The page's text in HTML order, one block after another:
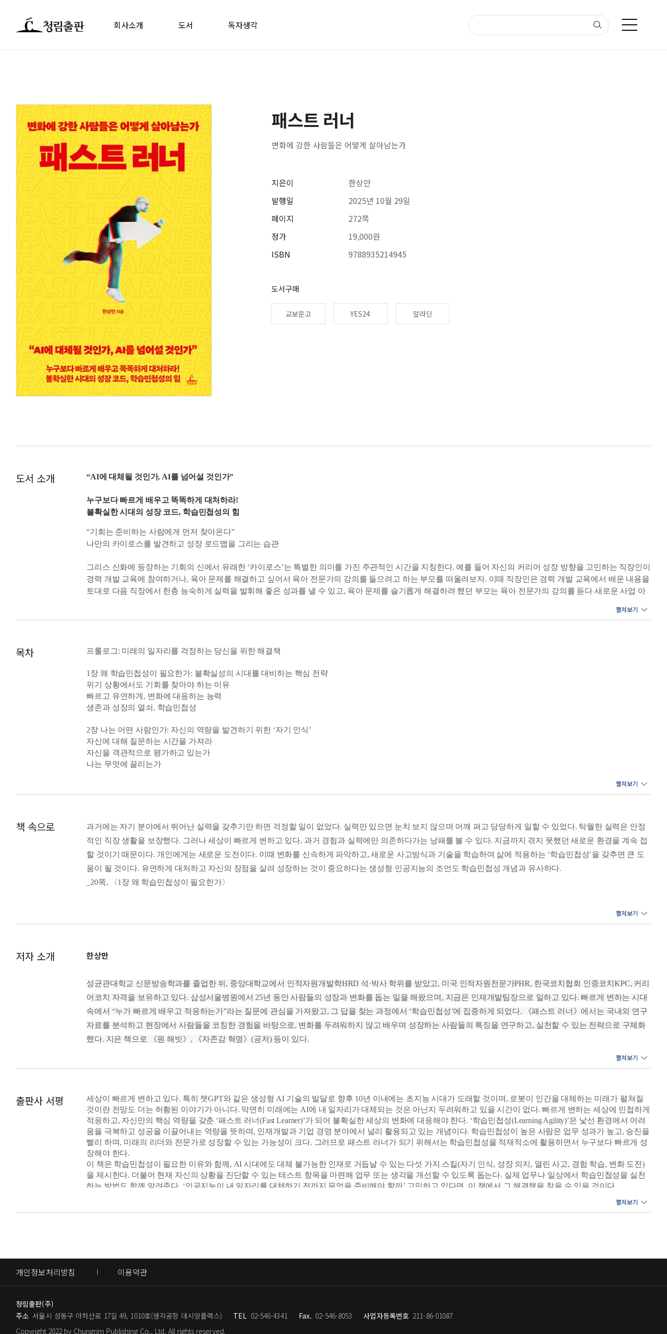
회사소개 도서 독자생각
패스트 러너
변화에 강한 사람들은 어떻게 살아남는가
지은이
발행일
페이지
정가
ISBN
한상만
2025년 10월 29일
272쪽
19,000원
9788935214945
도서구매
교보문고 YES24 알라딘
도서 소개 “AI에 대체될 것인가, AI를 넘어설 것인가”
누구보다 빠르게 배우고 똑똑하게 대처하라!
불확실한 시대의 성장 코드, 학습민첩성의 힘
“기회는 준비하는 사람에게 먼저 찾아온다”
나만의 카이로스를 발견하고 성장 로드맵을 그리는 습관
그리스 신화에 등장하는 기회의 신에서 유래한 ‘카이로스’는 특별한 의미를 가진 주관적인 시간을 지칭한다. 예를 들어 자신의 커리어 성장 방향을 고민하는 직장인이
경력 개발 교육에 참여하거나, 육아 문제를 해결하고 싶어서 육아 전문가의 강의를 들으려고 하는 부모를 떠올려보자. 이때 직장인은 경력 개발 교육에서 배운 내용을
토대로 다음 직장에서 한층 능숙하게 실력을 발휘해 좋은 성과를 낼 수 있고, 육아 문제를 슬기롭게 해결하려 했던 부모는 육아 전문가의 강의를 듣다 새로운 사업 아
어떤지 점검해본 다음, 그 목표를 달성하기 위한 구체적인 방법을 생각해보자. 나만의 성장 로드맵을 그리는 습관은 성공 가능성을 키우는 효과적인 방법이다. 이 책
을 것이다.
목차 프롤로그: 미래의 일자리를 걱정하는 당신을 위한 해결책
1장 왜 학습민첩성이 필요한가: 불확실성의 시대를 대비하는 핵심 전략
위기 상황에서도 기회를 찾아야 하는 이유
빠르고 유연하게, 변화에 대응하는 능력
생존과 성장의 열쇠, 학습민첩성
2장 나는 어떤 사람인가: 자신의 역량을 발견하기 위한 ‘자기 인식’
자신에 대해 질문하는 시간을 가져라
자신을 객관적으로 평가하고 있는가
나는 무엇에 끌리는가
경력 관리에도 전략이 필요하다
뛰어난 실력자는 문제를 빨리 해결한다
롤 모델에 대한 관점을 바꿔라
AI를 성장의 도구로 적극 활용하라
4장 창의적으로 문제를 해결할 수 있는가: 어려운 상황을 극복하기 위한 ‘열린 사고’
눈에 보이지 않는 문제까지 입체적으로 사고하라
카이로스의 순간을 놓치지 마라
성찰하는 태도가 곧 경쟁력이다
실수를 숨기지 말고 드러내라
피드백은 성장을 돕는 보약이다
안락지대의 편안함에서 벗어나라
적극적으로 자신을 세상에 알려라
7장 학습민첩성이 습관이 될 때: 일상에서 지속할 수 있는 실천법
탑건 훈련의 비밀
몰입이 차이를 만든다
아는 것도 실천해야 의미가 있다
크게 생각하고 작게 시작하라
나만의 성장 로드맵
책 속으로
과거에는 자기 분야에서 뛰어난 실력을 갖추기만 하면 걱정할 일이 없었다. 실력만 있으면 눈치 보지 않으며 어깨 펴고 당당하게 일할 수 있었다. 탁월한 실력은 안정
적인 직장 생활을 보장했다. 그러나 세상이 빠르게 변하고 있다. 과거 경험과 실력에만 의존하다가는 낭패를 볼 수 있다. 지금까지 겪지 못했던 새로운 환경을 계속 접
할 것이기 때문이다. 개인에게는 새로운 도전이다. 이때 변화를 신속하게 파악하고, 새로운 사고방식과 기술을 학습하여 삶에 적용하는 ‘학습민첩성’을 갖추면 큰 도
움이 될 것이다. 유연하게 대처하고 자신의 장점을 살려 성장하는 것이 중요하다는 생성형 인공지능의 조언도 학습민첩성 개념과 유사하다.
_20쪽, 〈1장 왜 학습민첩성이 필요한가〉
창의적인 아이디어는 보통 세 가지 특성이 있다. 첫째는 참신성이다. 창의력에서 가장 중요한 특성이다. 아무리 아이디어를 많이 제안해도 새롭지 않다면 창의적이라
고 할 수 없다. 둘째는 실용성이다. 참신성만으로는 부족하다. 업무 현장에서 사용할 수 있어야 한다. 실용성은 아이디어가 적용되는 장소와 상황에 따라 다르게 평가
적인데 사람들이 그 가치를 몰라준다면 아쉬울 수밖에 없다. 많은 사람이 아이디어의 가치를 인정할 때 창의적인 아이디어의 영향력은 더욱 커진다.
성찰 방법 가운데 하나는 ‘사후 검토 after action review, AAR’다. (중략) 사후 검토는 세 가지 특징이 있다. 첫째는 모든 팀원이 참여하는 개방적이고 솔직한 토론이다.
업무 개선을 위해 자발적으로 참여하고, 있는 그대로의 사실을 이야기한다. 이때 상대방을 비난해서는 안 된다. 둘째는 결과를 중심으로 분석한다. 과정보다는 업무
결과에 방점을 둔다. 셋째는 성공한 부분을 유지하고 장애물을 극복하는 방안을 모색한다. 이때 새로운 아이디어를 개방적으로 받아들인다.
_169～170쪽, 〈5장 경험을 통해 성장할 수 있는가〉
안락지대는 편안함을 주는 동시에 우리를 안주하게 한다. 그래서 안락지대에만 머물면 성장 기회를 놓칠 수 있다. 비슷한 일을 같은 방식으로 반복할 가능성이 커서
우고 과감하게 도전해야 성장할 수 있기 때문이다.
_200쪽, 〈6장 나의 가치를 높일 수 있는가〉
우리는 다양한 지식을 갖고 있지만, 아는 것만으로 미래를 대비하기는 부족하다. 지식은 실천으로 완성되므로, 지식과 실천의 균형을 맞춰야 한다. 실천에 필요한 의
지력은 굳은 결심만으로 얻을 수 없다. 의지력은 좋은 습관으로 키울 수 있다. 의지력을 관리하는 방법을 살펴보면 대부분 어려서부터 많이 들어온 상식적인 내용이
다. 잘 먹고, 잘 자고, 운동하고, 책 읽는 행동은 좋은 습관의 기본이다. 그렇다. 인생에 특별한 방법은 없다. 기본에 충실하면 의지력을 키울 수 있고, 의지력은 강력한
실천력으로 연결되는 선순환을 만든다.
는 능력을 갖추었기 때문이다.
저자 소개 한상만
성균관대학교 신문방송학과를 졸업한 뒤, 중앙대학교에서 인적자원개발학HRD 석·박사 학위를 받았고, 미국 인적자원전문가PHR, 한국코치협회 인증코치KPC, 커리
어코치 자격을 보유하고 있다. 삼성서울병원에서 25년 동안 사람들의 성장과 변화를 돕는 일을 해왔으며, 지금은 인재개발팀장으로 일하고 있다. 빠르게 변하는 시대
속에서 “누가 빠르게 배우고 적응하는가”라는 질문에 관심을 가져왔고, 그 답을 찾는 과정에서 ‘학습민첩성’에 집중하게 되었다. 《패스트 러너》에서는 국내외 연구
자료를 분석하고 현장에서 사람들을 코칭한 경험을 바탕으로, 변화를 두려워하지 않고 배우며 성장하는 사람들의 특징을 연구하고, 실천할 수 있는 전략으로 구체화
했다. 지은 책으로 《원 해빗》, 《자존감 혁명》(공저) 등이 있다.
출판사 서평
세상이 빠르게 변하고 있다. 특히 챗GPT와 같은 생성형 AI 기술의 발달로 향후 10년 이내에는 초지능 시대가 도래할 것이며, 로봇이 인간을 대체하는 미래가 펼쳐질
것이란 전망도 더는 허황된 이야기가 아니다. 막연히 미래에는 AI에 내 일자리가 대체되는 것은 아닌지 두려워하고 있을 시간이 없다. 빠르게 변하는 세상에 민첩하게
적응하고, 자신만의 핵심 역량을 갖춘 ‘패스트 러너(Fast Learner)’가 되어 불확실한 세상의 변화에 대응해야 한다. ‘학습민첩성(Learning Agility)’은 낯선 환경에서 어려
움을 극복하고 성공을 이끌어내는 역량을 뜻하며, 인재개발과 기업 경영 분야에서 널리 활용되고 있는 개념이다. 학습민첩성이 높은 사람은 업무 성과가 높고, 승진을
빨리 하며, 미래의 리더와 전문가로 성장할 수 있는 가능성이 크다. 그러므로 패스트 러너가 되기 위해서는 학습민첩성을 적재적소에 활용하면서 누구보다 빠르게 성
장해야 한다.
이 책은 학습민첩성이 필요한 이유와 함께, AI 시대에도 대체 불가능한 인재로 거듭날 수 있는 다섯 가지 스킬(자기 인식, 성장 의지, 열린 사고, 경험 학습, 변화 도전)
을 제시한다. 더불어 현재 자신의 상황을 진단할 수 있는 테스트 항목을 마련해 업무 또는 생각을 개선할 수 있도록 돕는다. 실제 업무나 일상에서 학습민첩성을 실천
하는 방법도 함께 알려준다. ‘인공지능이 내 일자리를 대체하기 전까지 무엇을 준비해야 할까’ 고민하고 있다면, 이 책에서 그 해결책을 찾을 수 있을 것이다.
직의 성장에도 기여하며, 일의 몰입을 높이고 생산성에도 좋은 영향을 미친다.
학습민첩성은 1994년 미국의 리더십 연구기관 CCL(center for center leadership)의 프로젝트 매니저이자 행동과학자인 마이클 롬바르도와 로베르트 아이힝거가 쓴 책에
있었지만, ‘나의 전문성이 인공지능 시대에도 유효할까?’라는 불안 때문에 학습민첩성을 공부하기 시작했다. 관련 논문과 서적을 살펴보고, 다양한 사람들을 만나 이
야기를 듣는 과정에서 생각과 시야가 넓어졌고, 익숙한 방식에서 벗어나 모르는 분야를 배워가는 과정이 곧 변화의 시작임을 깨달았다. 그리고 이 책을 쓰는 여정 자
개인정보처리방침 이용약관
청림출판(주)
주소 서울시 성동구 아차산로 17길 49, 1010호(생각공장 데시앙플렉스) TEL 02-546-4341 Fax. 02-546-8053 사업자등록번호 211-86-01087
Copyright 2022 by Chungrim Publishing Co., Ltd. All rights reserved.